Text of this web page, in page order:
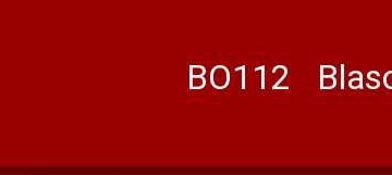
BO112